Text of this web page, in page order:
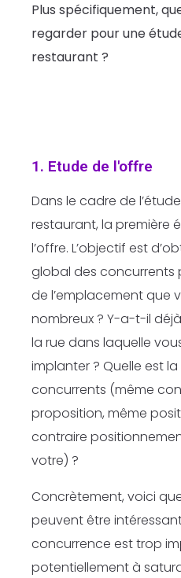
Plus spécifiquement,
regarder pour une
restaurant ?
1. Etude de l'offre
Dans le cadre de
restaurant, la première
l’offre. L’objectif est
global des concurrents
de l’emplacement que
nombreux ? Y-a-t-il
la rue dans laquelle
implanter ? Quelle est
concurrents (même
proposition, même
contraire
votre) ?
Concrètement, voici
peuvent être
concurrence est trop
potentiellement à